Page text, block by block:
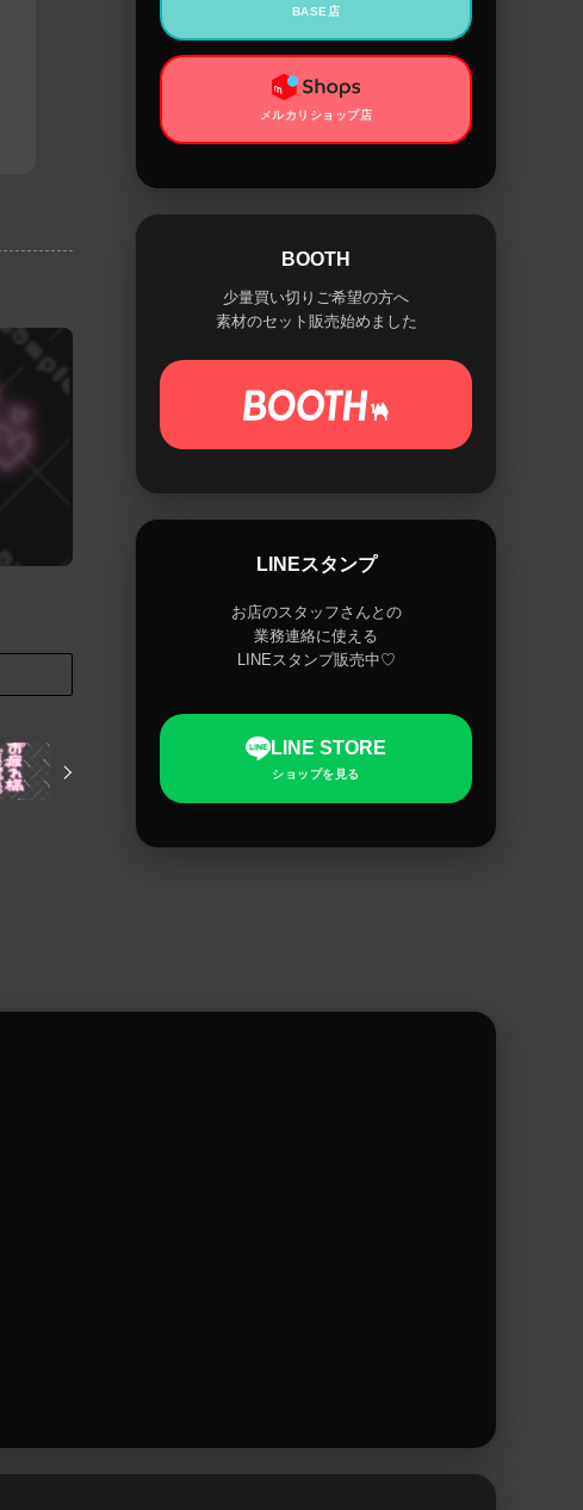
BASE店
メルカリショップ店
BOOTH
少量買い切りご希望の方へ
素材のセット販売始めました
LINEスタンプ
お店のスタッフさんとの
業務連絡に使える
LINEスタンプ販売中♡
LINE STORE
ショップを見る